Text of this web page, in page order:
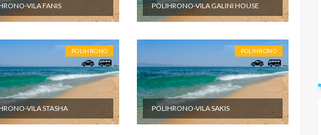
VILA FANIS POLIHRONO-VILA GALINI HOUSE
POLIHRONO
VILA STASHA
POLIHRONO
POLIHRONO-VILA SAKIS